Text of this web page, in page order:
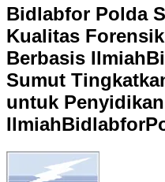
Bidlabfor Polda
Kualitas
Berbasis Ilmiah
Sumut
untuk
IlmiahBidlabforP